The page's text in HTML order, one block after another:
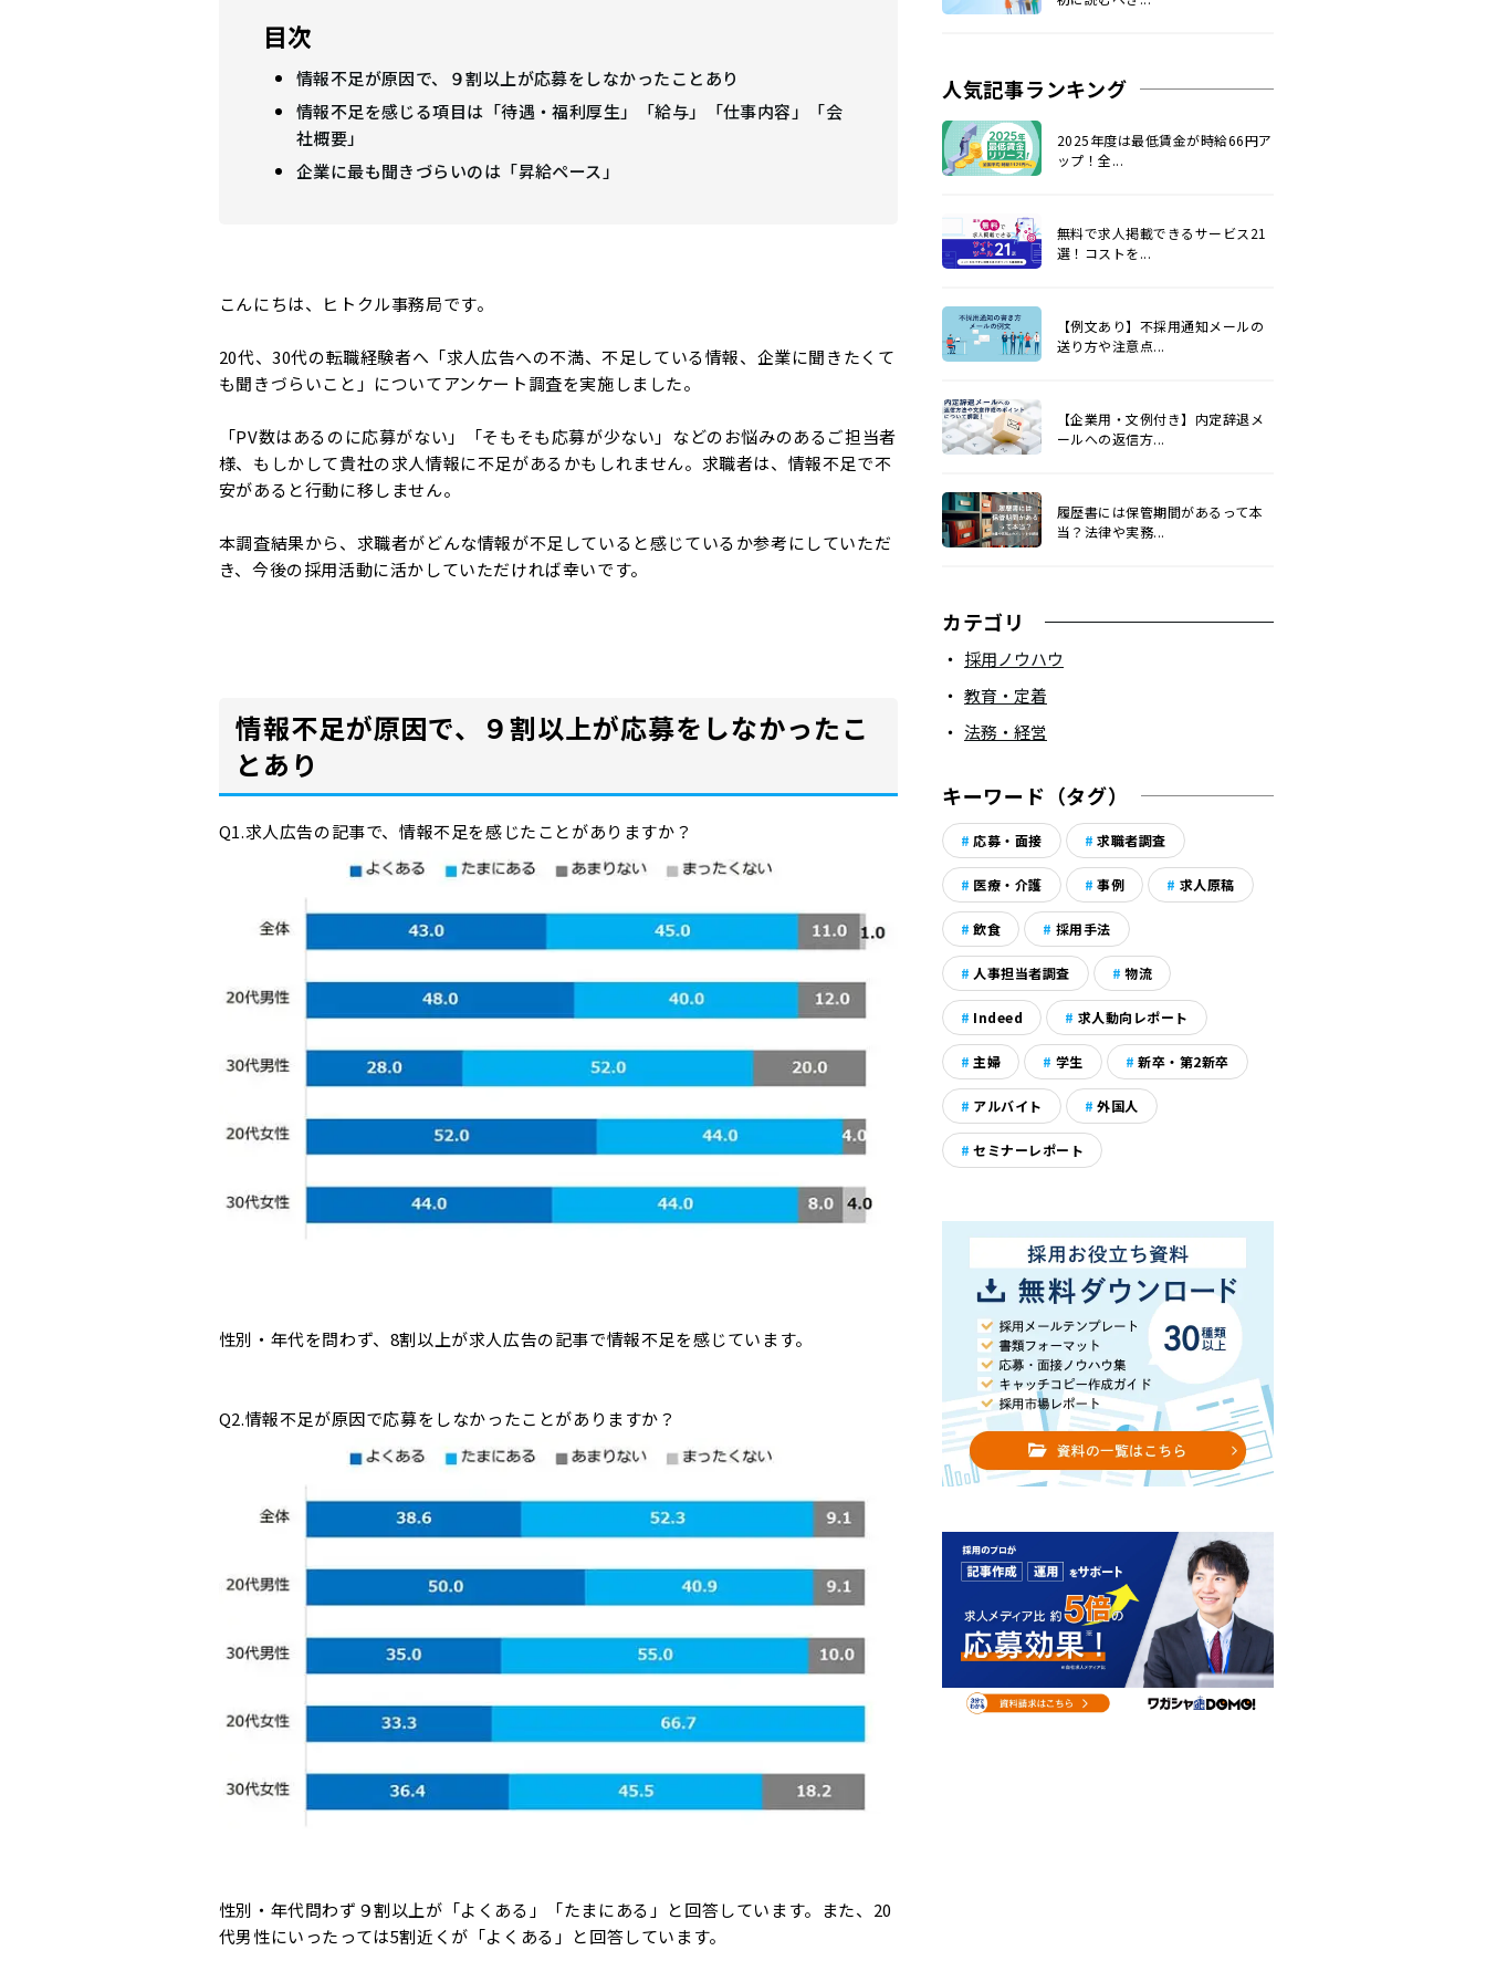
目次
情報不足が原因で、９割以上が応募をしなかったことあり
情報不足を感じる項目は「待遇・福利厚生」「給与」「仕事内容」「会
社概要」
企業に最も聞きづらいのは「昇給ペース」
こんにちは、ヒトクル事務局です。
20代、30代の転職経験者へ「求人広告への不満、不足している情報、企業に聞きたくて
も聞きづらいこと」についてアンケート調査を実施しました。
「PV数はあるのに応募がない」「そもそも応募が少ない」などのお悩みのあるご担当者
様、もしかして貴社の求人情報に不足があるかもしれません。求職者は、情報不足で不
安があると行動に移しません。
本調査結果から、求職者がどんな情報が不足していると感じているか参考にしていただ
き、今後の採用活動に活かしていただければ幸いです。
情報不足が原因で、９割以上が応募をしなかったこ
とあり
Q1.求人広告の記事で、情報不足を感じたことがありますか？
性別・年代を問わず、8割以上が求人広告の記事で情報不足を感じています。
Q2.情報不足が原因で応募をしなかったことがありますか？
性別・年代問わず９割以上が「よくある」「たまにある」と回答しています。また、20
代男性にいったっては5割近くが「よくある」と回答しています。
人気記事ランキング
2025年度は最低賃金が時給66円ア
ップ！全...
無料で求人掲載できるサービス21
選！コストを...
【例文あり】不採用通知メールの
送り方や注意点...
【企業用・文例付き】内定辞退メ
ールへの返信方...
履歴書には保管期間があるって本
当？法律や実務...
カテゴリ
採用ノウハウ
教育・定着
法務・経営
キーワード（タグ）
応募・面接 求職者調査
医療・介護 事例 求人原稿
飲食 採用手法
人事担当者調査 物流
Indeed 求人動向レポート
主婦 学生 新卒・第2新卒
アルバイト 外国人
セミナーレポート